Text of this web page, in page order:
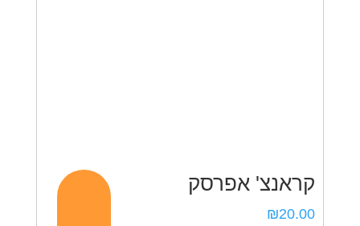
קראנצ' אפרסק
₪20.00